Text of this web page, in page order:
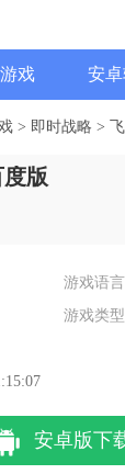
戏 安
> 即时战略 >
版
游戏语言
游戏类型
安卓版下